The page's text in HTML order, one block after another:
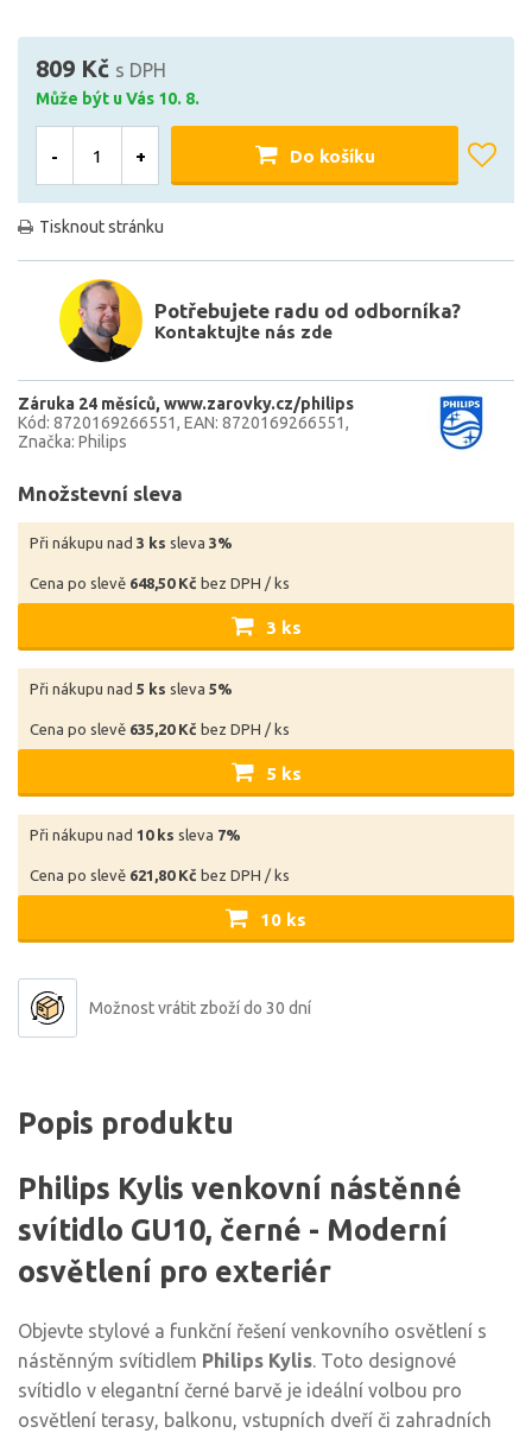
809 Kč s DPH
Může být u Vás 10. 8.
- + Do košíku
Tisknout stránku
Potřebujete radu od odborníka?
Kontaktujte nás zde
Záruka 24 měsíců www.zarovky.cz/philips
Kód: 8720169266551 EAN: 8720169266551
Značka: Philips
Množstevní sleva
Při nákupu nad 3 ks sleva 3%
Cena po slevě 648,50 Kč bez DPH / ks
3 ks
Při nákupu nad 5 ks sleva 5%
Cena po slevě 635,20 Kč bez DPH / ks
5 ks
Při nákupu nad 10 ks sleva 7%
Cena po slevě 621,80 Kč bez DPH / ks
10 ks
Možnost vrátit zboží do 30 dní
Popis produktu
Philips Kylis venkovní nástěnné
svítidlo GU10, černé - Moderní
osvětlení pro exteriér
Objevte stylové a funkční řešení venkovního osvětlení s
nástěnným svítidlem Philips Kylis. Toto designové
svítidlo v elegantní černé barvě je ideální volbou pro
osvětlení terasy, balkonu, vstupních dveří či zahradních